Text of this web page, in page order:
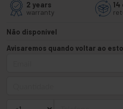
2 years
warranty
14
Não disponível
Avisaremos quando voltar ao